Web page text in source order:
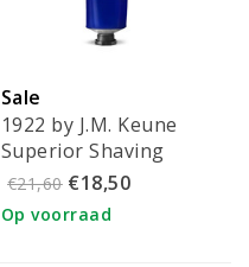
Sale
1922 by J.M. Keune
Superior Shaving
Cream 150ml
€21,60 €18,50
Op voorraad